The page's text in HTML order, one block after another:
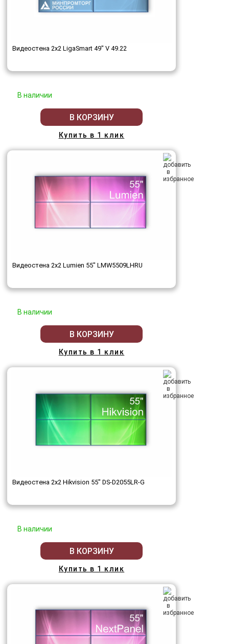
Видеостена 2x2 LigaSmart 49" V 49.22
В наличии
В КОРЗИНУ
Купить в 1 клик
Видеостена 2x2 Lumien 55" LMW5509LHRU
В наличии
В КОРЗИНУ
Купить в 1 клик
Видеостена 2x2 Hikvision 55" DS-D2055LR-G
В наличии
В КОРЗИНУ
Купить в 1 клик